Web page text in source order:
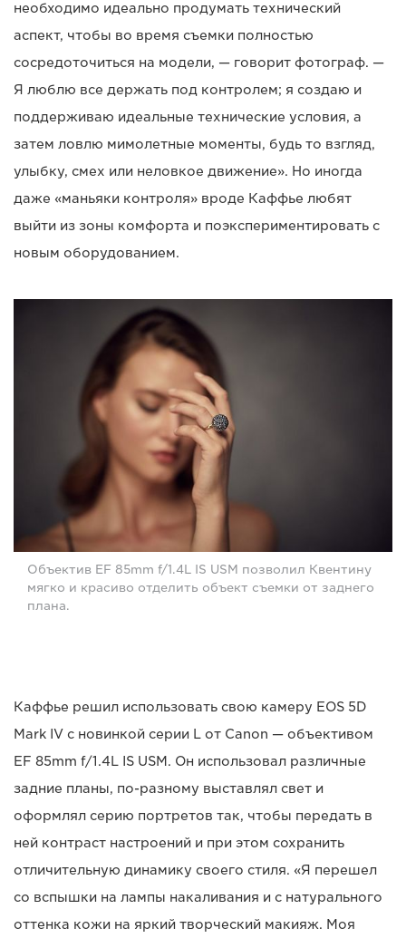
необходимо идеально продумать технический
аспект, чтобы во время съемки полностью
сосредоточиться на модели, — говорит фотограф. —
Я люблю все держать под контролем; я создаю и
поддерживаю идеальные технические условия, а
затем ловлю мимолетные моменты, будь то взгляд,
улыбку, смех или неловкое движение». Но иногда
даже «маньяки контроля» вроде Каффье любят
выйти из зоны комфорта и поэкспериментировать с
новым оборудованием.
Объектив EF 85mm f/1.4L IS USM позволил Квентину
мягко и красиво отделить объект съемки от заднего
плана.
Каффье решил использовать свою камеру EOS 5D
Mark IV с новинкой серии L от Canon — объективом
EF 85mm f/1.4L IS USM. Он использовал различные
задние планы, по-разному выставлял свет и
оформлял серию портретов так, чтобы передать в
ней контраст настроений и при этом сохранить
отличительную динамику своего стиля. «Я перешел
со вспышки на лампы накаливания и с натурального
оттенка кожи на яркий творческий макияж. Моя